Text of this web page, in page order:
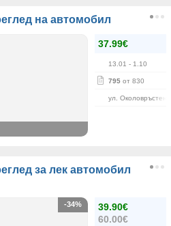
на автомобил
37.99€
13.01 - 1.10
795 от 830
ул. Околовръстен
за лек автомобил
39.90€
60.00€
-34%